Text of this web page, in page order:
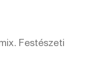
Festészeti